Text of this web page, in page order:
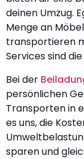
deinen Umzug.
Menge an
transportieren
Services sind
Bei der
persönlichen
Transporten in
es uns, die
sparen und